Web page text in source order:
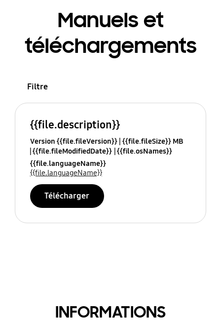
Manuels et
téléchargements
Filtre
{{file.description}}
Version {{file.fileVersion}} {{file.fileSize}} MB
{{file.fileModifiedDate}} {{file.osNames}}
{{file.languageName}}
{{file.languageName}}
Télécharger
INFORMATIONS